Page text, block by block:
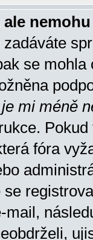
se
mi méně
fóra
mail,